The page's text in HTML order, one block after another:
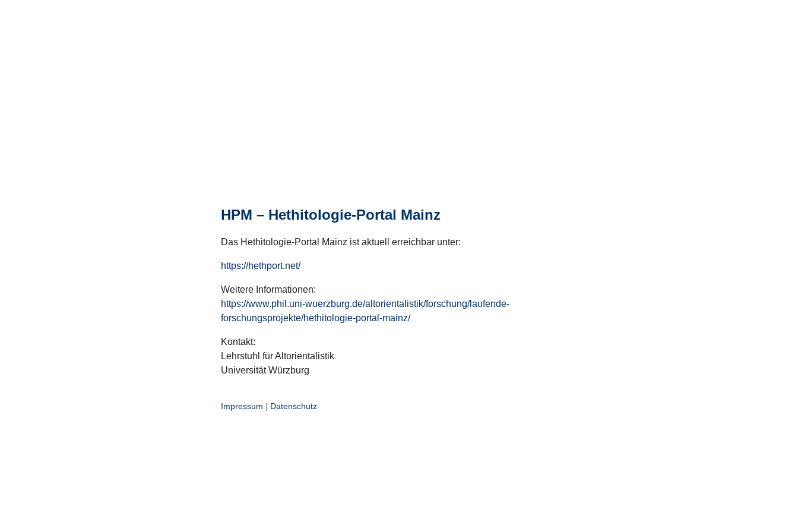
HPM – Hethitologie-Portal Mainz
Das Hethitologie-Portal Mainz ist aktuell erreichbar unter:
https://hethport.net/
Weitere Informationen:
https://www.phil.uni-wuerzburg.de/altorientalistik/forschung/laufende-
forschungsprojekte/hethitologie-portal-mainz/
Kontakt:
Lehrstuhl für Altorientalistik
Universität Würzburg
Impressum | Datenschutz